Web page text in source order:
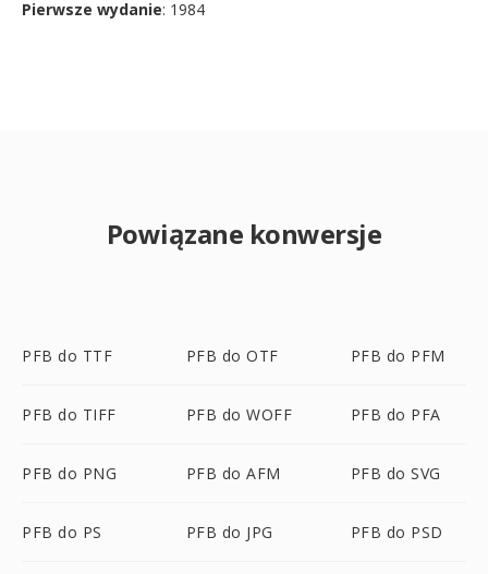
Pierwsze wydanie: 1984
Powiązane konwersje
PFB do TTF PFB do OTF PFB do PFM
PFB do TIFF PFB do WOFF PFB do PFA
PFB do PNG PFB do AFM PFB do SVG
PFB do PS PFB do JPG PFB do PSD